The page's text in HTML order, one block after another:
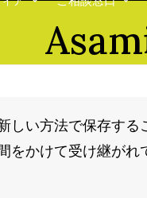
しい方法で保存す
をかけて受け継が